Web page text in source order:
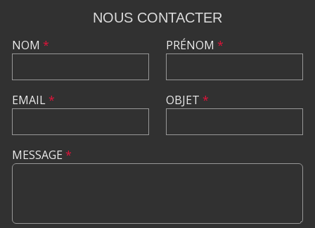
NOUS CONTACTER
NOM *
EMAIL*
PRÉNOM *
OBJET *
MESSAGE *